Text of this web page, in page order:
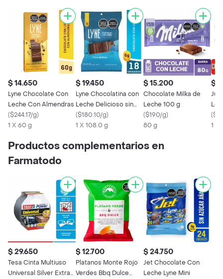
$ 14.650
Lyne Chocolate Con
Leche Con Almendras
($244.17/g)
1 X 60 g
$ 19.450
Lyne Chocolatina con
Leche Delicioso sin
Culpa
($180.10/g)
1 X 108.0 g
$ 15.200
Chocolate Milka de
Leche 100 g
($190/g)
80 g
$
(
1 X
Productos complementarios en
Farmatodo
$ 29.650
Tesa Cinta Multiuso
Universal Silver Extra
$ 12.700
Platanos Monte Rojo
Verdes Bbq Dulce
$ 24.750
Jet Chocolate Con
Leche Lyne Mini